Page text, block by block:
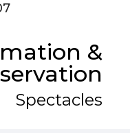
&
Spectacles